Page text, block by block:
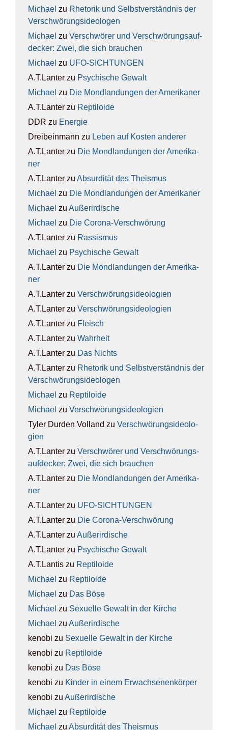
Michael zu Rhe­to­rik und Selbst­ver­ständ­nis der
Ver­schwö­rungs­ideo­lo­gen
Michael zu Ver­schwö­rer und Ver­schwö­rungs­auf­
de­cker: Zwei, die sich brau­chen
Michael zu UFO-SICH­TUN­GEN
A.T.Lanter zu Psy­chi­sche Gewalt
Michael zu Die Mond­lan­dun­gen der Ame­ri­ka­ner
A.T.Lanter zu Rep­ti­lo­ide
DDR zu Ener­gie
Dreibeinmann zu Leben auf Kos­ten ande­rer
A.T.Lanter zu Die Mond­lan­dun­gen der Ame­ri­ka­
ner
A.T.Lanter zu Absur­di­tät des The­is­mus
Michael zu Die Mond­lan­dun­gen der Ame­ri­ka­ner
Michael zu Außer­ir­di­sche
Michael zu Die Coro­na-Ver­schwö­rung
A.T.Lanter zu Ras­sis­mus
Michael zu Psy­chi­sche Gewalt
A.T.Lanter zu Die Mond­lan­dun­gen der Ame­ri­ka­
ner
A.T.Lanter zu Ver­schwö­rungs­ideo­lo­gien
A.T.Lanter zu Ver­schwö­rungs­ideo­lo­gien
A.T.Lanter zu Fleisch
A.T.Lanter zu Wahr­heit
A.T.Lanter zu Das Nichts
A.T.Lanter zu Rhe­to­rik und Selbst­ver­ständ­nis der
Ver­schwö­rungs­ideo­lo­gen
Michael zu Rep­ti­lo­ide
Michael zu Ver­schwö­rungs­ideo­lo­gien
Tyler Durden Volland zu Ver­schwö­rungs­ideo­lo­
gien
A.T.Lanter zu Ver­schwö­rer und Ver­schwö­rungs­
auf­de­cker: Zwei, die sich brau­chen
A.T.Lanter zu Die Mond­lan­dun­gen der Ame­ri­ka­
ner
A.T.Lanter zu UFO-SICH­TUN­GEN
A.T.Lanter zu Die Coro­na-Ver­schwö­rung
A.T.Lanter zu Außer­ir­di­sche
A.T.Lanter zu Psy­chi­sche Gewalt
A.T.Lantis zu Rep­ti­lo­ide
Michael zu Rep­ti­lo­ide
Michael zu Das Böse
Michael zu Sexu­el­le Gewalt in der Kir­che
Michael zu Außer­ir­di­sche
kenobi zu Sexu­el­le Gewalt in der Kir­che
kenobi zu Rep­ti­lo­ide
kenobi zu Das Böse
kenobi zu Kin­der in einem Erwach­se­nen­kör­per
kenobi zu Außer­ir­di­sche
Michael zu Rep­ti­lo­ide
Michael zu Absur­di­tät des The­is­mus